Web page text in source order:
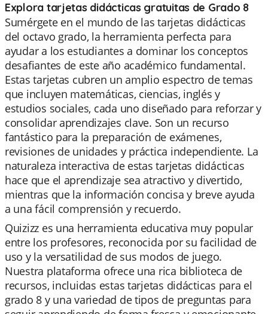
Explora tarjetas didácticas gratuitas de Grado 8
Sumérgete en el mundo de las tarjetas didácticas
del octavo grado, la herramienta perfecta para
ayudar a los estudiantes a dominar los conceptos
desafiantes de este año académico fundamental.
Estas tarjetas cubren un amplio espectro de temas
que incluyen matemáticas, ciencias, inglés y
estudios sociales, cada uno diseñado para reforzar y
consolidar aprendizajes clave. Son un recurso
fantástico para la preparación de exámenes,
revisiones de unidades y práctica independiente. La
naturaleza interactiva de estas tarjetas didácticas
hace que el aprendizaje sea atractivo y divertido,
mientras que la información concisa y breve ayuda
a una fácil comprensión y recuerdo.
Quizizz es una herramienta educativa muy popular
entre los profesores, reconocida por su facilidad de
uso y la versatilidad de sus modos de juego.
Nuestra plataforma ofrece una rica biblioteca de
recursos, incluidas estas tarjetas didácticas para el
grado 8 y una variedad de tipos de preguntas para